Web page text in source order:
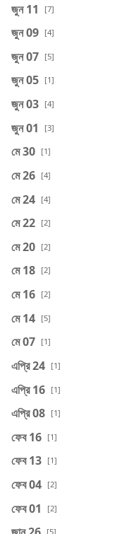
জুন 11 [7]
জুন 09 [4]
জুন 07 [5]
জুন 05 [1]
জুন 03 [4]
জুন 01 [3]
মে 30 [1]
মে 26 [4]
মে 24 [4]
মে 22 [2]
মে 20 [2]
মে 18 [2]
মে 16 [2]
মে 14 [5]
মে 07 [1]
এপ্রি 24 [1]
এপ্রি 16 [1]
এপ্রি 08 [1]
ফেব 16 [1]
ফেব 13 [1]
ফেব 04 [2]
ফেব 01 [2]
[5]